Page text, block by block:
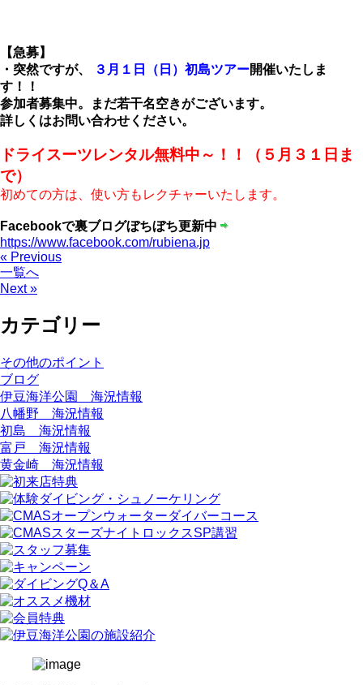
【急募】
・突然ですが、
３月１日（日）初島ツアー開催いたしま
す！！
参加者募集中。まだ若干名空きがございます。
詳しくはお問い合わせください。
ドライスーツレンタル無料中～！！（５月３１日ま
で）
初めての方は、使い方もレクチャーいたします。
Facebookで裏ブログぼちぼち更新中
https://www.facebook.com/rubiena.jp
« Previous
一覧へ
Next »
カテゴリー
その他のポイント
ブログ
伊豆海洋公園 海況情報
八幡野 海況情報
初島 海況情報
富戸 海況情報
黄金崎 海況情報